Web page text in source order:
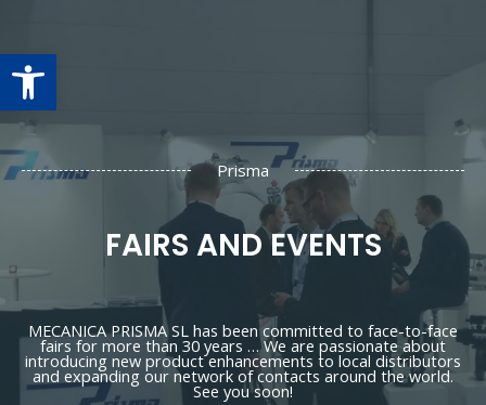
Open toolbar
Prisma
FAIRS AND EVENTS
MECANICA PRISMA SL has been committed to face-to-face
fairs for more than 30 years … We are passionate about
introducing new product enhancements to local distributors
and expanding our network of contacts around the world.
See you soon!